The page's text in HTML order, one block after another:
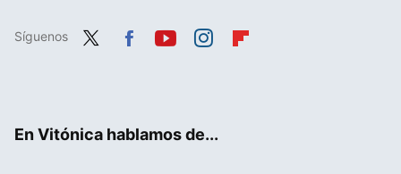
Síguenos
En Vitónica hablamos de...